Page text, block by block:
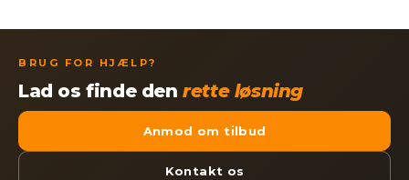
BRUG FOR HJÆLP?
Lad os finde denrette løsning
Anmod om tilbud
Kontakt os